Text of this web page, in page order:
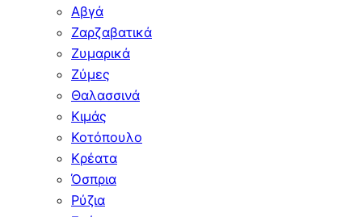
Αβγά
Ζαρζαβατικά
Ζυμαρικά
Ζύμες
Θαλασσινά
Κιμάς
Κοτόπουλο
Κρέατα
Όσπρια
Ρύζια